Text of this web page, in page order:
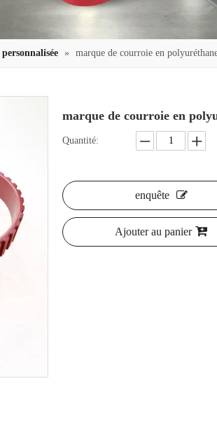
» marque de courroie en
marque de courroie en
Quantité:
enquête
Ajouter au panier